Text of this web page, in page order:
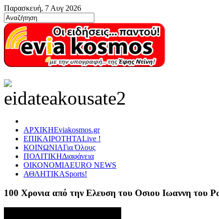
Παρασκευή, 7 Αυγ 2026
ΑΡΧΙΚΗEviakosmos.gr
ΕΠΙΚΑΙΡΟΤΗΤΑLive !
ΚΟΙΝΩΝΙΑΓια Όλους
ΠΟΛΙΤΙΚΗΔιαφάνεια
ΟΙΚΟΝΟΜΙΑEURO NEWS
ΑΘΛΗΤΙΚΑSports!
100 Χρονια από την Ελευση του Οσιου Ιωαννη του